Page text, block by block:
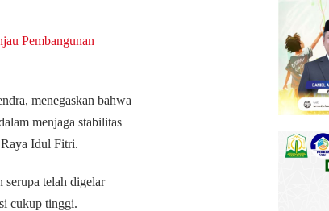
Pembangunan
menegaskan bahwa
menjaga stabilitas
Idul Fitri.
serupa telah digelar
cukup tinggi.